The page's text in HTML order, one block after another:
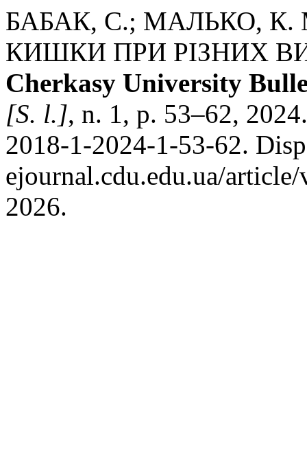
БАБАК, С.; МАЛЬКО, К.
КИШКИ ПРИ РІЗНИХ
Cherkasy University
[S. l.], n. 1, p. 53–62,
2018-1-2024-1-53-62.
ejournal.cdu.edu.ua/
2026.